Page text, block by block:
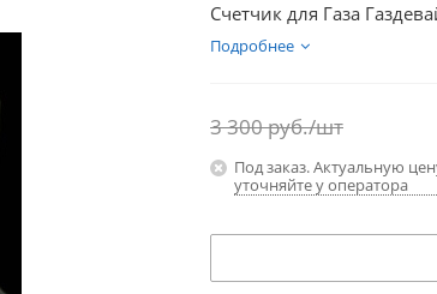
Счетчик для Газа
Подробнее
3 300руб./шт
Под заказ. Актуальную
уточняйте у оператора